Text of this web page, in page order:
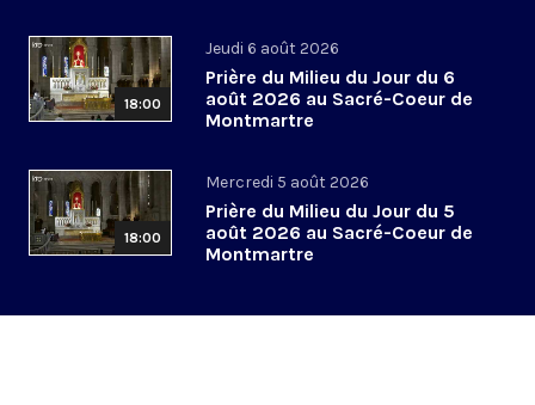
18:00
Jeudi 6 août 2026
Prière du Milieu du Jour du 6
août 2026 au Sacré-Coeur de
Montmartre
18:00
Mercredi 5 août 2026
Prière du Milieu du Jour du 5
août 2026 au Sacré-Coeur de
Montmartre